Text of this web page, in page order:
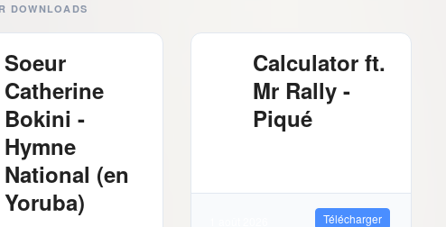
DOWNLOADS
Soeur
Catherine
Bokini -
Hymne
National (en
Yoruba)
Calculator ft.
Mr Rally -
Piqué
Télécharger